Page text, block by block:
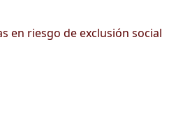
en riesgo de exclusión social